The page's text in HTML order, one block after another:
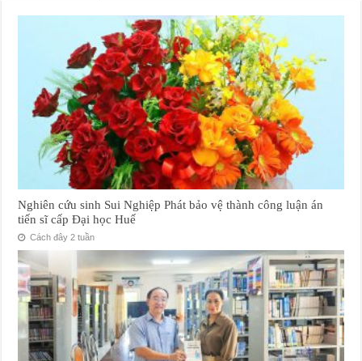
Nghiên cứu sinh Sui Nghiệp Phát bảo vệ thành công luận án
tiến sĩ cấp Đại học Huế
Cách đây 2 tuần